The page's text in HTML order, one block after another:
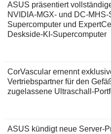
ASUS präsentiert
NVIDIA-MGX- und DC-
Supercomputer und
Deskside-KI-Supercomputer
CorVascular ernennt
Vertriebspartner für den
zugelassene Ultraschall-
ASUS kündigt neue Server-